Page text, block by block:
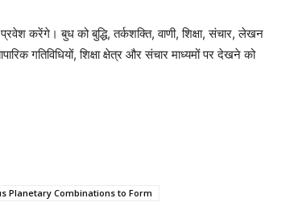
करेंगे। बुध को बुद्धि, तर्कशक्ति, वाणी, शिक्षा, संचार, लेखन
गतिविधियों, शिक्षा क्षेत्र और संचार माध्यमों पर देखने को
Planetary Combinations to Form